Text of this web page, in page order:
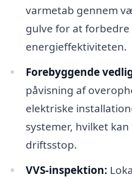
varmetab gennem
gulve for at forbedre
energieffektiviteten.
Forebyggende
påvisning af
elektriske
systemer, hvilket
driftsstop.
VVS-inspektion: